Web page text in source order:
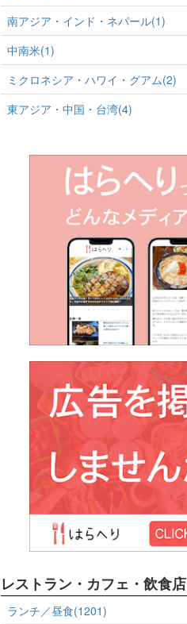
南アジア・インド・ネパール(1)
中南米(1)
ミクロネシア・ハワイ・グアム(2)
東アジア・中国・台湾(4)
レストラン・カフェ・飲食店
ランチ／昼食(1201)